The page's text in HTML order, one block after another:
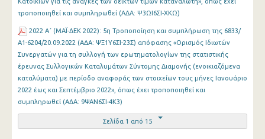
τροποποιηθεί και συμπληρωθεί (ΑΔΑ: Ψ3ΩΙ6ΣΙ-ΧΚΩ)
2022 Α΄ (MAΪ-ΔΕΚ 2022): 5η Τροποποίηση και συμπλήρωση της 6833/
Α1-6204/20.09.2022 (ΑΔΑ: ΨΞ1Υ6ΣΙ-23Σ) απόφασης «Ορισμός Ιδιωτών
Συνεργατών για τη συλλογή των ερωτηματολογίων της στατιστικής
έρευνας Συλλογικών Καταλυμάτων Σύντομης Διαμονής (ενοικιαζόμενα
καταλύματα) με περίοδο αναφοράς των στοιχείων τους μήνες Ιανουάριο
2022 έως και Σεπτέμβριο 2022», όπως έχει τροποποιηθεί και
συμπληρωθεί (ΑΔΑ: 9ΨΑΝ6ΣΙ-4Κ3)
Σελίδα 1 από 15